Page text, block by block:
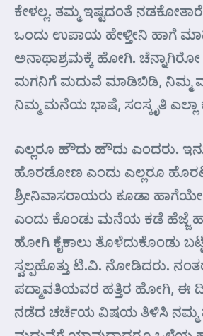
ಕೇಳಲ್ಲ. ತಮ್ಮ ಇಷ್ಟದಂತೆ
ಒಂದು ಉಪಾಯ ಹೇಳ್ತೀನಿ ಹಾಗೆ
ಅನಾಥಾಶ್ರಮಕ್ಕೆ ಹೋಗಿ.
ಮಗನಿಗೆ ಮದುವೆ ಮಾಡಿಬಿಡಿ, ನಿಮ್ಮ
ನಿಮ್ಮ ಮನೆಯ ಭಾಷೆ, ಸಂಸ್ಕೃತಿ ಎಲ್ಲಾ
ಎಲ್ಲರೂ ಹೌದು ಹೌದು ಎಂದರು.
ಹೊರಡೋಣ ಎಂದು ಎಲ್ಲರೂ
ಶ್ರೀನಿವಾಸರಾಯರು ಕೂಡಾ
ಎಂದು ಕೊಂಡು ಮನೆಯ ಕಡೆ ಹೆಜ್ಜೆ
ಹೋಗಿ ಕೈಕಾಲು ತೊಳೆದುಕೊಂಡು
ಸ್ವಲ್ಪಹೊತ್ತು ಟಿ.ವಿ. ನೋಡಿದರು.
ಪದ್ಮಾವತಿಯವರ ಹತ್ತಿರ ಹೋಗಿ, ಈ
ನಡೆದ ಚರ್ಚೆಯ ವಿಷಯ ತಿಳಿಸಿ ನಮ್ಮ